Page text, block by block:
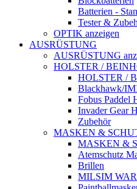
Batterien -
Tester &
OPTIK anzeigen
AUSRÜSTUNG
AUSRÜSTUNG
HOLSTER /
HOLSTER /
Blackhawk/
Fobus Paddel
Invader Gear
Zubehör
MASKEN &
MASKEN &
Atemschutz
Brillen
MILSIM